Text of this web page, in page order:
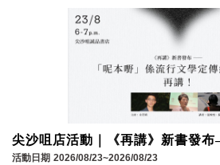
尖沙咀店活動｜《再講》新書發
行文學定傳統小說？再講！
活動日期 2026/08/23~2026/08/23